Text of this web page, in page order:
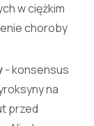
w ciężkim
choroby
- konsensus
na
przed